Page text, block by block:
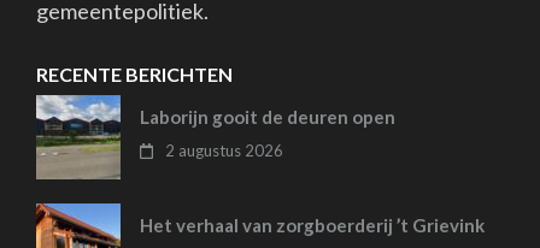
gemeentepolitiek.
RECENTE BERICHTEN
Laborijn gooit de deuren open
2 augustus 2026
Het verhaal van zorgboerderij ’t Grievink